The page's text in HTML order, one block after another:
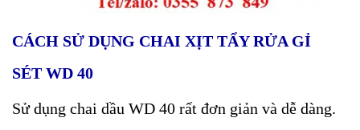
CÁCH SỬ DỤNG CHAI XỊT TẨY RỬA GỈ
SÉT WD 40
Sử dụng chai dầu WD 40 rất đơn giản và dễ dàng.